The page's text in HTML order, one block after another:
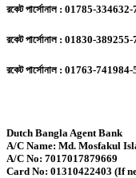
রকেট পার্সোনাল : 01785-334632-
রকেট পার্সোনাল : 01830-389255-
রকেট পার্সোনাল : 01763-741984-
Dutch Bangla Agent Bank
A/C Name: Md. Mosfakul
A/C No: 7017017879669
Card No: 01310422403 (If